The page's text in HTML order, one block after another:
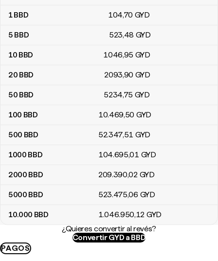
Tabla de conversión de dólares barbadenses a dólares
1BBD 104,70 GYD
5 BBD 523,48 GYD
10 BBD 1046,95 GYD
20 BBD 2093,90 GYD
50 BBD 5234,75 GYD
100 BBD 10.469,50 GYD
500 BBD 52.347,51 GYD
1000 BBD 104.695,01 GYD
2000 BBD 209.390,02 GYD
5000 BBD 523.475,06 GYD
10.000 BBD 1.046.950,12 GYD
¿Quieres convertir al revés?
Convertir GYD a BBD
PAGOS